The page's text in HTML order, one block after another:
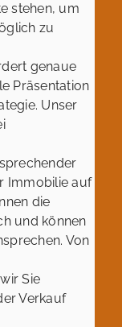
stehen, um
zu
genaue
Präsentation
Unser
Immobilie auf
die
und können
Von
Sie
Verkauf